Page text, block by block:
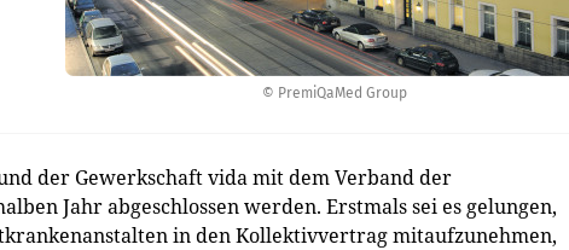
© PremiQaMed Group
der Gewerkschaft vida mit dem Verband der
Jahr abgeschlossen werden. Erstmals sei es gelungen,
in den Kollektivvertrag mitaufzunehmen,